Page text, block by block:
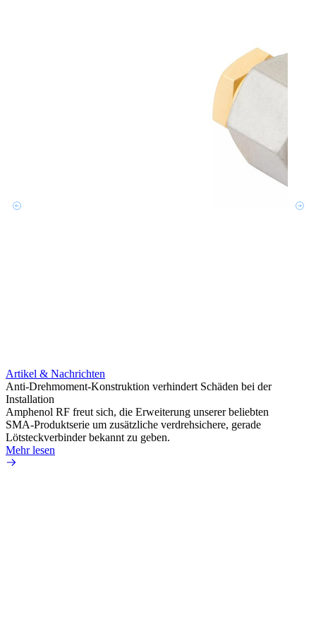
Artikel & Nachrichten
Anti-Drehmoment-Konstruktion verhindert Schäden bei der
Installation
Amphenol RF freut sich, die Erweiterung unserer beliebten
SMA-Produktserie um zusätzliche verdrehsichere, gerade
Lötsteckverbinder bekannt zu geben.
Mehr lesen